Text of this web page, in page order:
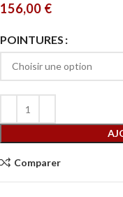
156,00 €
POINTURES
Comparer